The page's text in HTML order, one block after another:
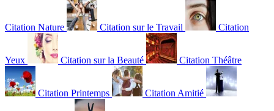
Citation Nature Citation sur le Travail Citation
Yeux Citation sur la Beauté Citation Théâtre
Citation Printemps Citation Amitié